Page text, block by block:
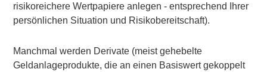
risikoreichere Wertpapiere anlegen - entsprechend Ihrer
persönlichen Situation und Risikobereitschaft).
Manchmal werden Derivate (meist gehebelte
Geldanlageprodukte, die an einen Basiswert gekoppelt